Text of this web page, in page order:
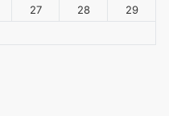
27 28
29